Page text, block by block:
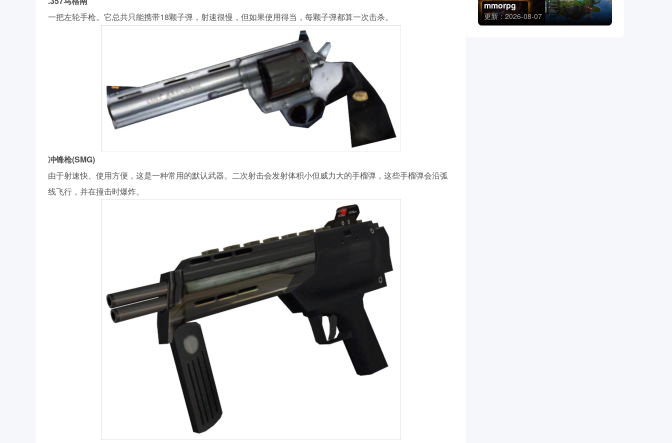
一把左轮手枪。它总共只能携带18颗子弹，射速很慢，但如果使用得当，每颗子弹都算一次击杀。
冲锋枪(SMG)
由于射速快、使用方便，这是一种常用的默认武器。二次射击会发射体积小但威力大的手榴弹，这些手榴弹会沿弧
线飞行，并在撞击时爆炸。
mmorpg
更新：2026-08-07